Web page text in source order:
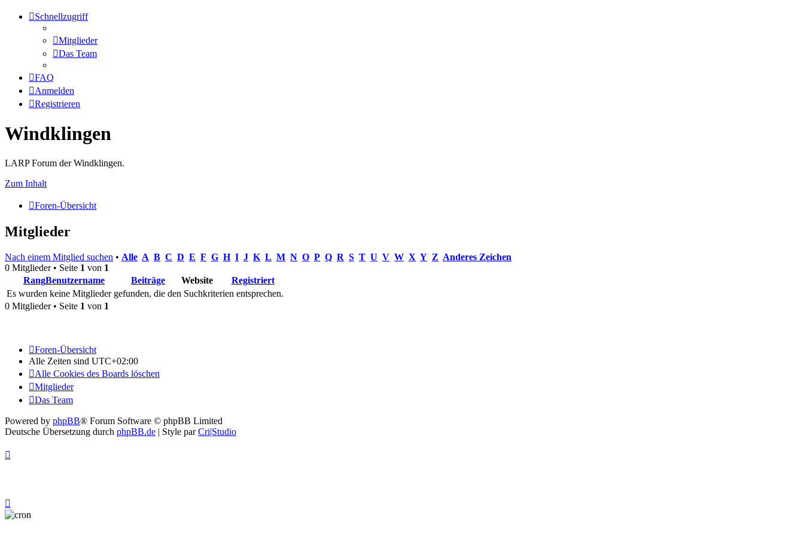
Schnellzugriff
Mitglieder
Das Team
FAQ
Anmelden
Registrieren
Windklingen
LARP Forum der Windklingen.
Zum Inhalt
Foren-Übersicht
Mitglieder
Nach einem Mitglied suchen • Alle A B C D E F G H I J K L M N O P Q R S T U V W X Y Z Anderes Zeichen
0 Mitglieder • Seite 1 von 1
RangBenutzername Beiträge Website
Registriert
Es wurden keine Mitglieder gefunden, die den Suchkriterien entsprechen.
0 Mitglieder • Seite 1 von 1
Foren-Übersicht
Alle Zeiten sind UTC+02:00
Alle Cookies des Boards löschen
Mitglieder
Das Team
Powered by phpBB® Forum Software © phpBB Limited
Deutsche Übersetzung durch phpBB.de | Style parCri|Studio